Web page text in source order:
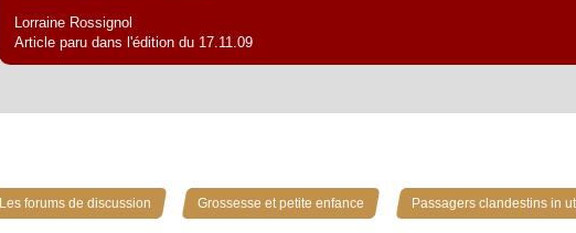
Lorraine Rossignol
Article paru dans l'édition du 17.11.09
Les forums de discussion » Grossesse et petite enfance » Passagers clandestins in